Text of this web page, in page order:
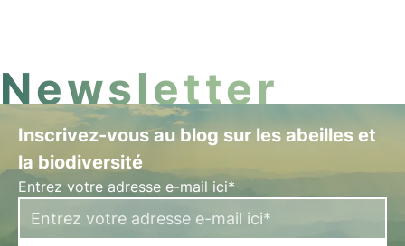
Newsletter
Inscrivez-vous au blog sur les abeilles et
la biodiversité
Entrez votre adresse e-mail ici*